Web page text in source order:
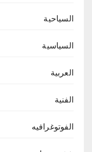
السياحية
السياسية
العربية
الفنية
الفوتوغرافيه